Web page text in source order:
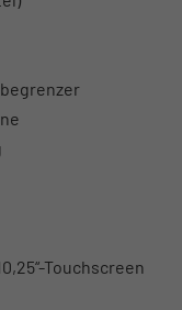
Touchscreen